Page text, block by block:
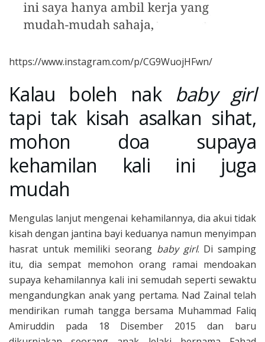
https://www.instagram.com/p/CG9WuojHFwn/
Kalau boleh nak baby girl
tapi tak kisah asalkan sihat,
mohon doa supaya
kehamilan kali ini juga
mudah
Mengulas lanjut mengenai kehamilannya, dia akui tidak
kisah dengan jantina bayi keduanya namun menyimpan
hasrat untuk memiliki seorang baby girl. Di samping
itu, dia sempat memohon orang ramai mendoakan
supaya kehamilannya kali ini semudah seperti sewaktu
mengandungkan anak yang pertama. Nad Zainal telah
mendirikan rumah tangga bersama Muhammad Faliq
Amiruddin pada 18 Disember 2015 dan baru